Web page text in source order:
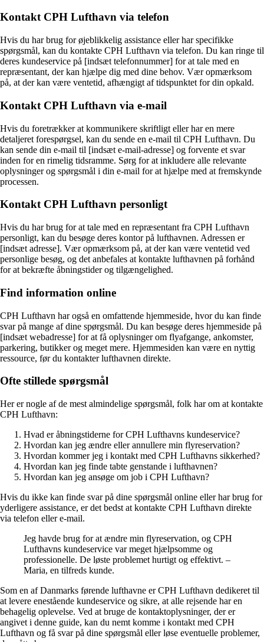
Kontakt CPH Lufthavn via telefon
Hvis du har brug for øjeblikkelig assistance eller har specifikke
spørgsmål, kan du kontakte CPH Lufthavn via telefon. Du kan ringe til
deres kundeservice på [indsæt telefonnummer] for at tale med en
repræsentant, der kan hjælpe dig med dine behov. Vær opmærksom
på, at der kan være ventetid, afhængigt af tidspunktet for din opkald.
Kontakt CPH Lufthavn via e-mail
Hvis du foretrækker at kommunikere skriftligt eller har en mere
detaljeret forespørgsel, kan du sende en e-mail til CPH Lufthavn. Du
kan sende din e-mail til [indsæt e-mail-adresse] og forvente et svar
inden for en rimelig tidsramme. Sørg for at inkludere alle relevante
oplysninger og spørgsmål i din e-mail for at hjælpe med at fremskynde
processen.
Kontakt CPH Lufthavn personligt
Hvis du har brug for at tale med en repræsentant fra CPH Lufthavn
personligt, kan du besøge deres kontor på lufthavnen. Adressen er
[indsæt adresse]. Vær opmærksom på, at der kan være ventetid ved
personlige besøg, og det anbefales at kontakte lufthavnen på forhånd
for at bekræfte åbningstider og tilgængelighed.
Find information online
CPH Lufthavn har også en omfattende hjemmeside, hvor du kan finde
svar på mange af dine spørgsmål. Du kan besøge deres hjemmeside på
[indsæt webadresse] for at få oplysninger om flyafgange, ankomster,
parkering, butikker og meget mere. Hjemmesiden kan være en nyttig
ressource, før du kontakter lufthavnen direkte.
Ofte stillede spørgsmål
Her er nogle af de mest almindelige spørgsmål, folk har om at kontakte
CPH Lufthavn:
Hvad er åbningstiderne for CPH Lufthavns kundeservice?
Hvordan kan jeg ændre eller annullere min flyreservation?
Hvordan kommer jeg i kontakt med CPH Lufthavns sikkerhed?
Hvordan kan jeg finde tabte genstande i lufthavnen?
Hvordan kan jeg ansøge om job i CPH Lufthavn?
Hvis du ikke kan finde svar på dine spørgsmål online eller har brug for
yderligere assistance, er det bedst at kontakte CPH Lufthavn direkte
via telefon eller e-mail.
Jeg havde brug for at ændre min flyreservation, og CPH
Lufthavns kundeservice var meget hjælpsomme og
professionelle. De løste problemet hurtigt og effektivt. –
Maria, en tilfreds kunde.
Som en af ​​Danmarks førende lufthavne er CPH Lufthavn dedikeret til
at levere enestående kundeservice og sikre, at alle rejsende har en
behagelig oplevelse. Ved at bruge de kontaktoplysninger, der er
angivet i denne guide, kan du nemt komme i kontakt med CPH
Lufthavn og få svar på dine spørgsmål eller løse eventuelle problemer,